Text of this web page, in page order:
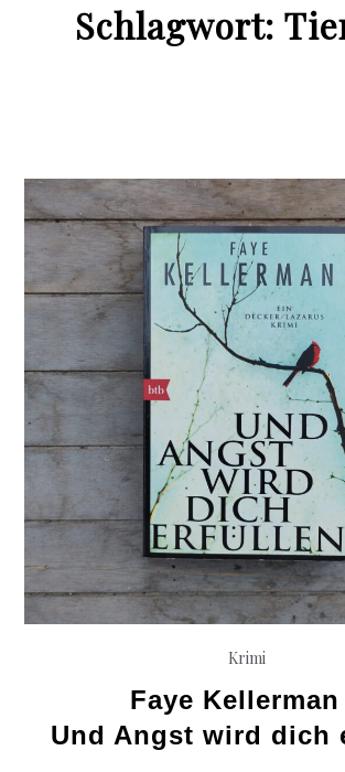
Schlagwort:
Krimi
Faye Kellerman
Und Angst wird dich